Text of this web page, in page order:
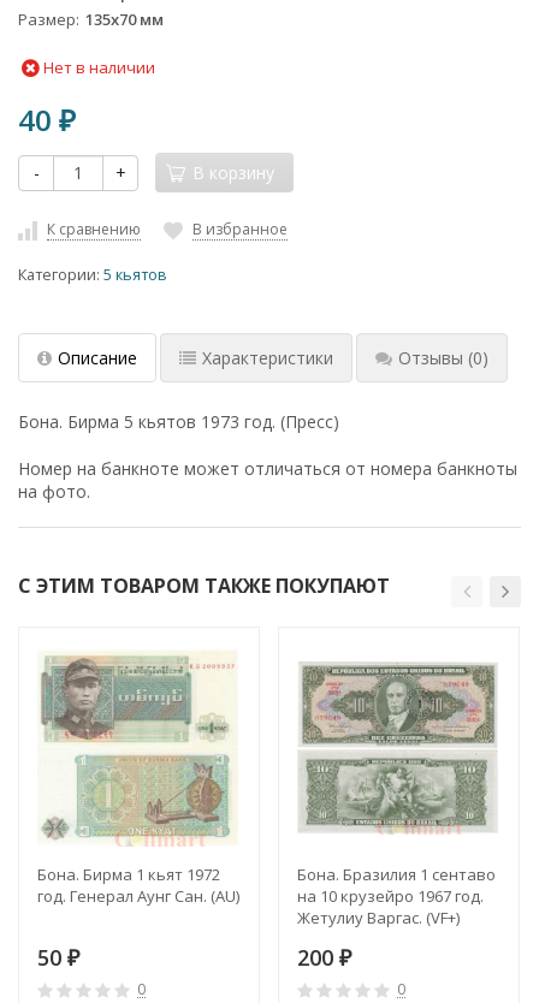
Размер 135х70 мм
Нет в наличии
40 ₽
- + В корзину
К сравнению В избранное
Категории: 5 кьятов
Описание Характеристики Отзывы (0)
Бона. Бирма 5 кьятов 1973 год. (Пресс)
Номер на банкноте может отличаться от номера банкноты
на фото.
С ЭТИМ ТОВАРОМ ТАКЖЕ ПОКУПАЮТ
Бона. Бирма 1 кьят 1972
год. Генерал Аунг Сан. (AU)
50 ₽
0
Бона. Бразилия 1 сентаво
на 10 крузейро 1967 год.
Жетулиу Варгас. (VF+)
200 ₽
0